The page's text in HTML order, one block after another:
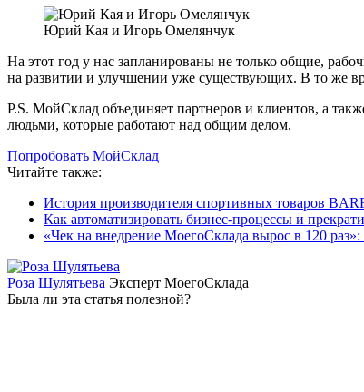
Юрий Кая и Игорь Омелянчук
На этот год у нас запланированы не только общие,
на развитии и улучшении уже существующих. В то же
P.S. МойСклад объединяет партнеров и клиентов, а
людьми, которые работают над общим делом.
Попробовать МойСклад
Читайте также:
История производителя спортивных товаров
Как автоматизировать бизнес-процессы и
«Чек на внедрение МоегоСклада вырос в 120
Роза Шулятьева Эксперт МоегоСклада
Была ли эта статья полезной?